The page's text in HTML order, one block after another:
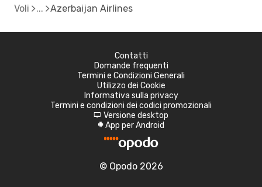
Voli Azerbaijan Airlines
Contatti
Domande frequenti
Termini e Condizioni Generali
Utilizzo dei Cookie
Informativa sulla privacy
Termini e condizioni dei codici promozionali
d Versione desktop
A App per Android
© Opodo 2026